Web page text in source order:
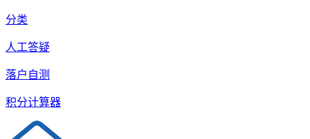
分类
人工答疑
落户自测
积分计算器